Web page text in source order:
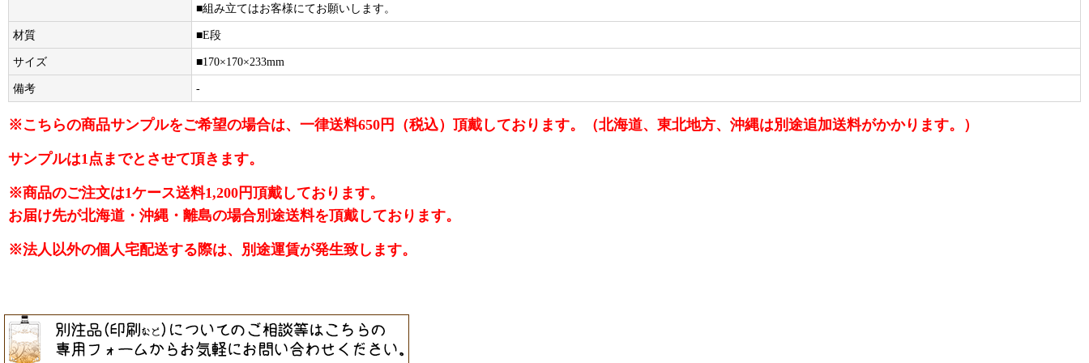
■組み立てはお客様にてお願いします。
材質 ■E段
サイズ ■170×170×233mm
備考 -
※こちらの商品サンプルをご希望の場合は、一律送料650円（税込）頂戴しております。（北海道、東北地方、沖縄は別途追加送料がかかります。）
サンプルは1点までとさせて頂きます。
※商品のご注文は1ケース送料1,200円頂戴しております。
お届け先が北海道・沖縄・離島の場合別途送料を頂戴しております。
※法人以外の個人宅配送する際は、別途運賃が発生致します。